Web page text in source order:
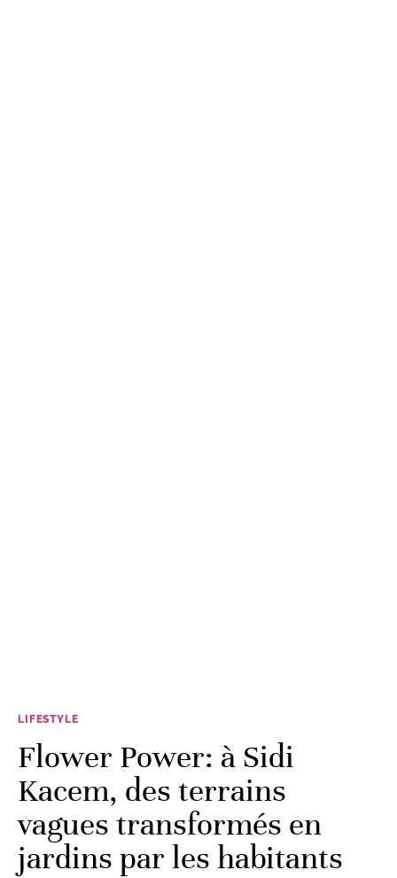
LIFESTYLE
Flower Power: à Sidi
Kacem, des terrains
vagues transformés en
jardins par les habitants